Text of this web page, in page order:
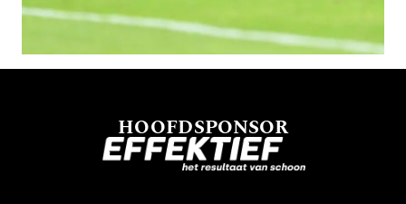
HOOFDSPONSOR